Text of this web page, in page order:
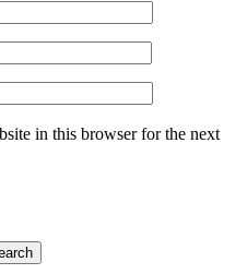
in this browser for the next